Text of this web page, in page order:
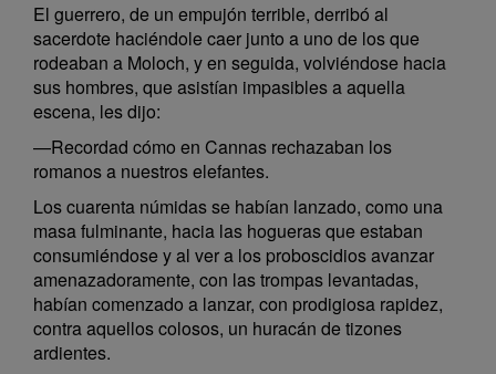
El guerrero, de un empujón terrible, derribó al
sacerdote haciéndole caer junto a uno de los que
rodeaban a Moloch, y en seguida, volviéndose hacia
sus hombres, que asistían impasibles a aquella
escena, les dijo:
—Recordad cómo en Cannas rechazaban los
romanos a nuestros elefantes.
Los cuarenta númidas se habían lanzado, como una
masa fulminante, hacia las hogueras que estaban
consumiéndose y al ver a los proboscidios avanzar
amenazadoramente, con las trompas levantadas,
habían comenzado a lanzar, con prodigiosa rapidez,
contra aquellos colosos, un huracán de tizones
ardientes.